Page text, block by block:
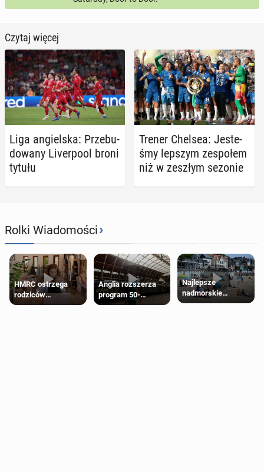
Czytaj więcej
Liga an­giel­ska: Prze­bu­
do­wa­ny Li­ver­po­ol broni
tytułu
Trener Chelsea: Je­ste­
śmy lepszym ze­spo­łem
niż w zeszłym sezonie
Rolki Wiadomości›
HMRC ostrzega
rodziców
pobierających Child
Anglia rozszerza
program 50-
procentowych
Najlepsze
nadmorskie
miasteczko blisko